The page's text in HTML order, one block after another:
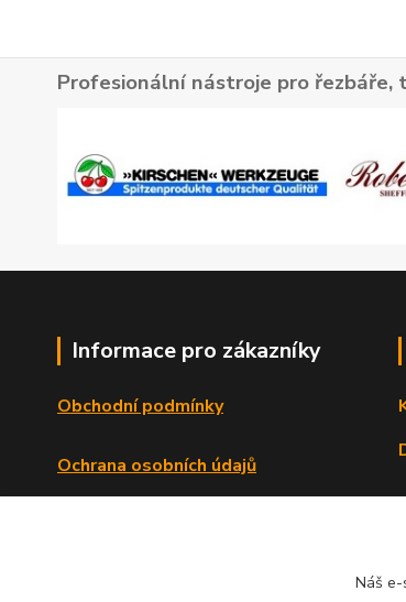
Profesionální nástroje pro řezbáře,
Informace pro zákazníky
Obchodní podmínky
Ochrana osobních údajů
Náš